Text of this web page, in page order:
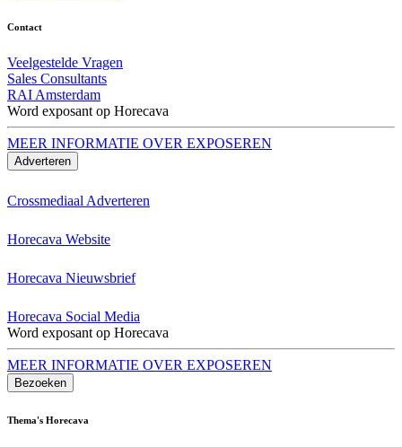
Contact
Veelgestelde Vragen
Sales Consultants
RAI Amsterdam
Word exposant op Horecava
MEER INFORMATIE OVER EXPOSEREN
Adverteren
Crossmediaal Adverteren
Horecava Website
Horecava Nieuwsbrief
Horecava Social Media
Word exposant op Horecava
MEER INFORMATIE OVER EXPOSEREN
Bezoeken
Thema's Horecava